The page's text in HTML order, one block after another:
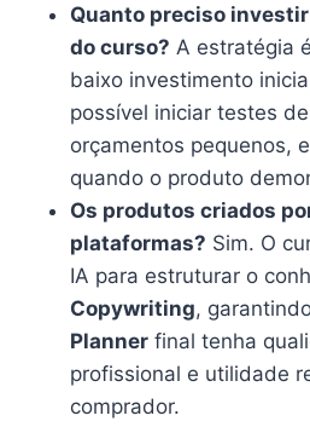
Quanto preciso
do curso? A estratégia
baixo investimento
possível iniciar testes
orçamentos pequenos,
quando o produto
Os produtos criados
plataformas? Sim. O
IA para estruturar o
Copywriting,
Planner final tenha
profissional e utilidade
comprador.